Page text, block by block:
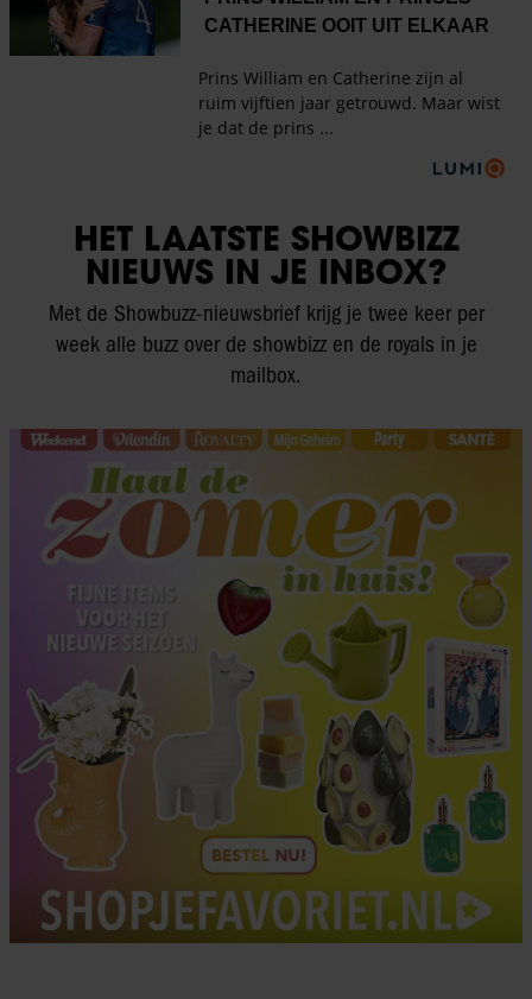
HET LAATSTE SHOWBIZZ
NIEUWS IN JE INBOX?
Met de Showbuzz-nieuwsbrief krijg je twee keer per
week alle buzz over de showbizz en de royals in je
mailbox.